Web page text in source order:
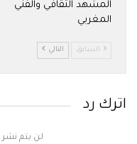
المشهد الثقافي والفني
المغربي
السابق التالي
اترك رد
لن يتم نشر